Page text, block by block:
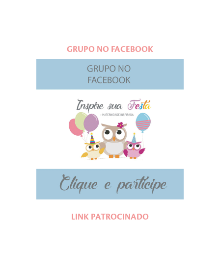
GRUPO NO FACEBOOK
LINK PATROCINADO